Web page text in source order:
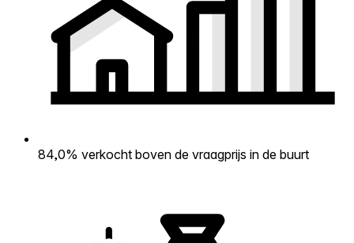
84,0% verkocht boven de vraagprijs in de buurt